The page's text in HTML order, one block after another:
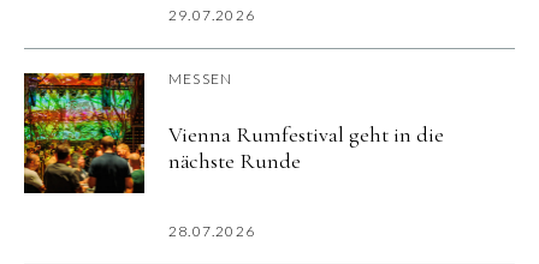
29.07.2026
MESSEN
Vienna Rumfestival geht in die
nächste Runde
28.07.2026